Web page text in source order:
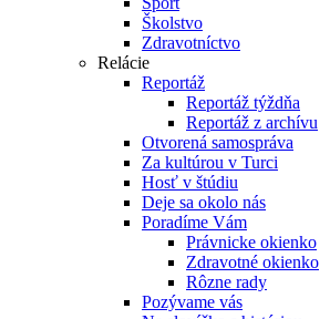
Školstvo
Zdravotníctvo
Relácie
Reportáž
Reportáž týždňa
Reportáž z archívu
Otvorená samospráva
Za kultúrou v Turci
Hosť v štúdiu
Deje sa okolo nás
Poradíme Vám
Právnicke okienko
Zdravotné okienko
Rôzne rady
Pozývame vás